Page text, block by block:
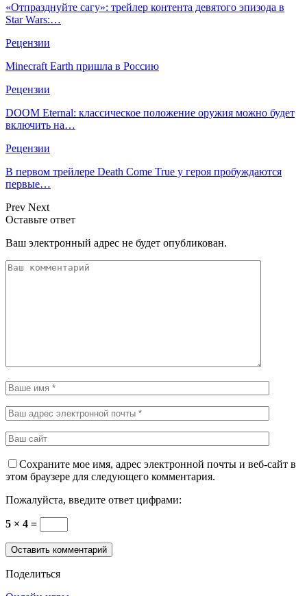
«Отпразднуйте сагу»: трейлер контента девятого эпизода в
Star Wars:…
Рецензии
Minecraft Earth пришла в Россию
Рецензии
DOOM Eternal: классическое положение оружия можно будет
включить на…
Рецензии
В первом трейлере Death Come True у героя пробуждаются
первые…
Prev Next
Оставьте ответ
Ваш электронный адрес не будет опубликован.
Сохраните мое имя, адрес электронной почты и веб-сайт в
этом браузере для следующего комментария.
Пожалуйста, введите ответ цифрами:
5 × 4 =
Поделиться